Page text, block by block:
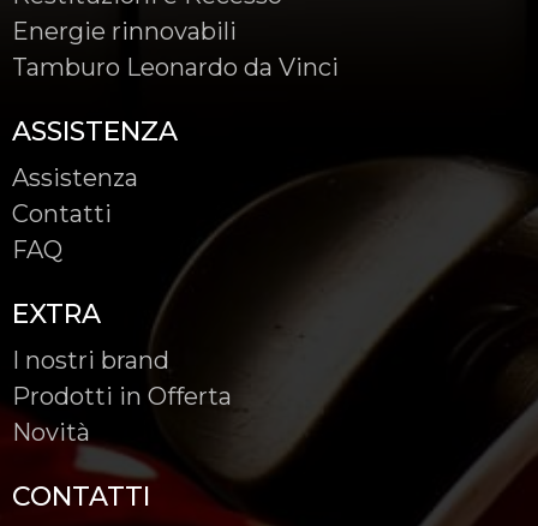
Energie rinnovabili
Tamburo Leonardo da Vinci
ASSISTENZA
Assistenza
Contatti
FAQ
EXTRA
I nostri brand
Prodotti in Offerta
Novità
CONTATTI